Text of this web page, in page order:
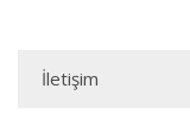
İletişim